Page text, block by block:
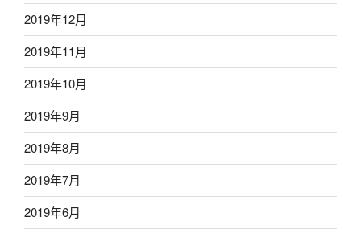
2019年12月
2019年11月
2019年10月
2019年9月
2019年8月
2019年7月
2019年6月